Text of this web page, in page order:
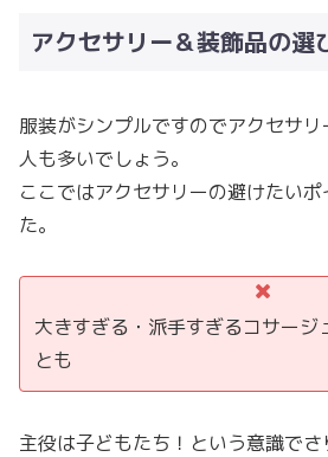
アクセサリー＆装飾品の選
服装がシンプルですのでアクセサ
人も多いでしょう。
ここではアクセサリーの避けたい
た。
大きすぎる・派手すぎるコサージ
とも
主役は子どもたち！という意識で